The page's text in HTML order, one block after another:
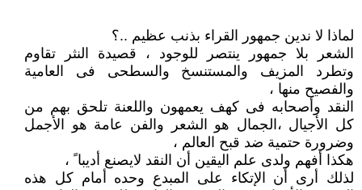
لماذا لا ندين جمهور القراء بذنب عظيم ..؟
الشعر بلا جمهور ينتصر للوجود ، قصيدة النثر تقاوم
وتطرد المزيف والمستنسخ والسطحى فى العامية
والفصيح منها ،
النقد وأصحابه فى كهف يعمهون واللعنة تلحق بهم من
كل الأجيال ،الجمال هو الشعر والفن عامة هو الأجمل
وضرورة حتمية ضد قبح العالم ،
هكذا أفهم ولدى علم اليقين أن النقد لايصنع أديبا ً ،
لذلك أرى أن الإتكاء على المبدع وحده أمام كل هذه